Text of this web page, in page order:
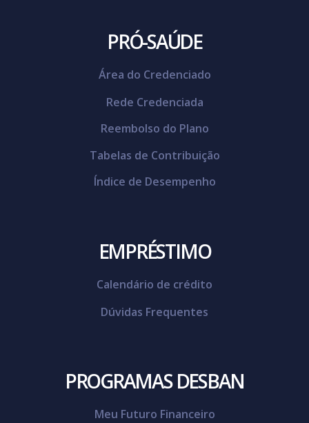
PRÓ-SAÚDE
Área do Credenciado
Rede Credenciada
Reembolso do Plano
Tabelas de Contribuição
Índice de Desempenho
EMPRÉSTIMO
Calendário de crédito
Dúvidas Frequentes
PROGRAMAS DESBAN
Meu Futuro Financeiro